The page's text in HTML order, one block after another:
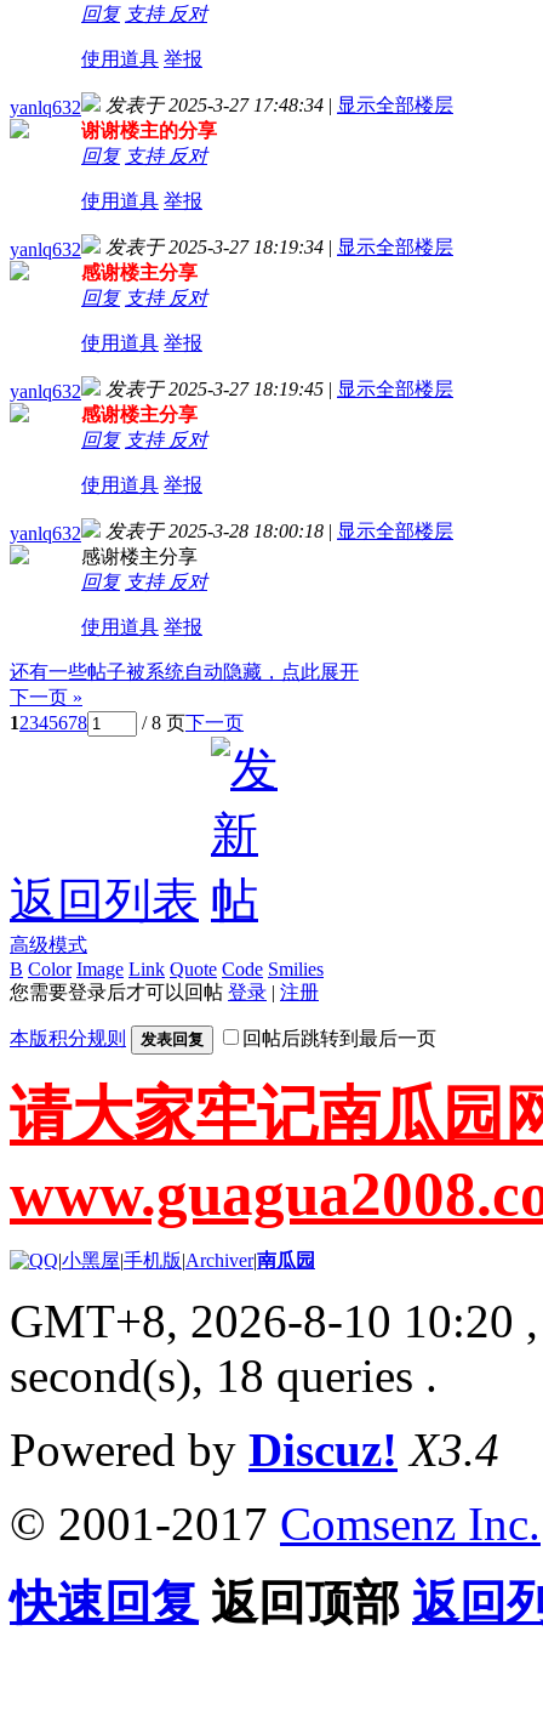
回复 支持 反对
使用道具 举报
yanlq632 发表于 2025-3-27 17:48:34 | 显示全部楼层
谢谢楼主的分享
回复 支持 反对
使用道具 举报
yanlq632 发表于 2025-3-27 18:19:34 | 显示全部楼层
感谢楼主分享
回复 支持 反对
使用道具 举报
yanlq632 发表于 2025-3-27 18:19:45 | 显示全部楼层
感谢楼主分享
回复 支持 反对
使用道具 举报
yanlq632 发表于 2025-3-28 18:00:18 | 显示全部楼层
感谢楼主分享
回复 支持 反对
使用道具 举报
还有一些帖子被系统自动隐藏，点此展开
下一页 »
12345678 / 8 页下一页
返回列表
高级模式
B Color Image Link Quote Code Smilies
您需要登录后才可以回帖 登录 | 注册
本版积分规则 发表回复 回帖后跳转到最后一页
请大家牢记南瓜园
|小黑屋|手机版|Archiver|南瓜园
GMT+8, 2026-8-10 10:20
second(s), 18 queries .
Powered by Discuz! X3.4
© 2001-2017 Comsenz Inc.
快速回复 返回顶部 返回